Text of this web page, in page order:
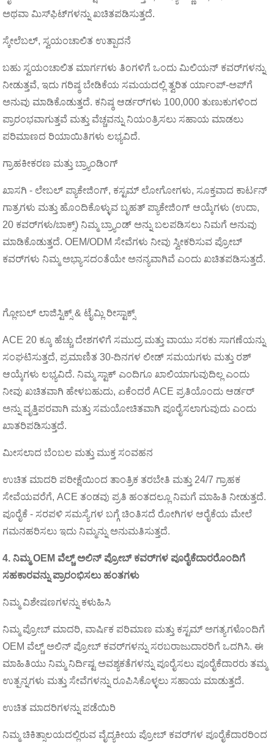
ಅಥವಾ ಮಿಸ್‌ಫಿಟ್‌ಗಳನ್ನು ಖಚಿತಪಡಿಸುತ್ತದೆ.
ಸ್ಕೇಲೆಬಲ್, ಸ್ವಯಂಚಾಲಿತ ಉತ್ಪಾದನೆ
ಬಹು ಸ್ವಯಂಚಾಲಿತ ಮಾರ್ಗಗಳು ತಿಂಗಳಿಗೆ ಒಂದು ಮಿಲಿಯನ್ ಕವರ್‌ಗಳನ್ನು
ನೀಡುತ್ತವೆ, ಇದು ಗರಿಷ್ಠ ಬೇಡಿಕೆಯ ಸಮಯದಲ್ಲಿ ತ್ವರಿತ ರ್ಯಾಂಪ್-ಅಪ್‌ಗೆ
ಅನುವು ಮಾಡಿಕೊಡುತ್ತದೆ. ಕನಿಷ್ಠ ಆರ್ಡರ್‌ಗಳು 100,000 ತುಣುಕುಗಳಿಂದ
ಪ್ರಾರಂಭವಾಗುತ್ತವೆ ಮತ್ತು ವೆಚ್ಚವನ್ನು ನಿಯಂತ್ರಿಸಲು ಸಹಾಯ ಮಾಡಲು
ಪರಿಮಾಣದ ರಿಯಾಯಿತಿಗಳು ಲಭ್ಯವಿದೆ.
ಗ್ರಾಹಕೀಕರಣ ಮತ್ತು ಬ್ರ್ಯಾಂಡಿಂಗ್
ಖಾಸಗಿ - ಲೇಬಲ್ ಪ್ಯಾಕೇಜಿಂಗ್, ಕಸ್ಟಮ್ ಲೋಗೋಗಳು, ಸೂಕ್ತವಾದ ಕಾರ್ಟನ್
ಗಾತ್ರಗಳು ಮತ್ತು ಹೊಂದಿಕೊಳ್ಳುವ ಬೃಹತ್ ಪ್ಯಾಕೇಜಿಂಗ್ ಆಯ್ಕೆಗಳು (ಉದಾ,
20 ಕವರ್‌ಗಳು/ಬಾಕ್ಸ್) ನಿಮ್ಮ ಬ್ರ್ಯಾಂಡ್ ಅನ್ನು ಬಲಪಡಿಸಲು ನಿಮಗೆ ಅನುವು
ಮಾಡಿಕೊಡುತ್ತದೆ. OEM/ODM ಸೇವೆಗಳು ನೀವು ಸ್ವೀಕರಿಸುವ ಪ್ರೋಬ್
ಕವರ್‌ಗಳು ನಿಮ್ಮ ಅಭ್ಯಾಸದಂತೆಯೇ ಅನನ್ಯವಾಗಿವೆ ಎಂದು ಖಚಿತಪಡಿಸುತ್ತದೆ.
ಗ್ಲೋಬಲ್ ಲಾಜಿಸ್ಟಿಕ್ಸ್ & ಟೈಮ್ಲಿ ರೀಸ್ಟಾಕ್ಸ್
ACE 20 ಕ್ಕೂ ಹೆಚ್ಚು ದೇಶಗಳಿಗೆ ಸಮುದ್ರ ಮತ್ತು ವಾಯು ಸರಕು ಸಾಗಣೆಯನ್ನು
ಸಂಘಟಿಸುತ್ತದೆ, ಪ್ರಮಾಣಿತ 30-ದಿನಗಳ ಲೀಡ್ ಸಮಯಗಳು ಮತ್ತು ರಶ್
ಆಯ್ಕೆಗಳು ಲಭ್ಯವಿದೆ. ನಿಮ್ಮ ಸ್ಟಾಕ್ ಎಂದಿಗೂ ಖಾಲಿಯಾಗುವುದಿಲ್ಲ ಎಂದು
ನೀವು ಖಚಿತವಾಗಿ ಹೇಳಬಹುದು, ಏಕೆಂದರೆ ACE ಪ್ರತಿಯೊಂದು ಆರ್ಡರ್
ಅನ್ನು ವೃತ್ತಿಪರವಾಗಿ ಮತ್ತು ಸಮಯೋಚಿತವಾಗಿ ಪೂರೈಸಲಾಗುವುದು ಎಂದು
ಖಾತರಿಪಡಿಸುತ್ತದೆ.
ಮೀಸಲಾದ ಬೆಂಬಲ ಮತ್ತು ಮುಕ್ತ ಸಂವಹನ
ಉಚಿತ ಮಾದರಿ ಪರೀಕ್ಷೆಯಿಂದ ತಾಂತ್ರಿಕ ತರಬೇತಿ ಮತ್ತು 24/7 ಗ್ರಾಹಕ
ಸೇವೆಯವರೆಗೆ, ACE ತಂಡವು ಪ್ರತಿ ಹಂತದಲ್ಲೂ ನಿಮಗೆ ಮಾಹಿತಿ ನೀಡುತ್ತದೆ.
ಪೂರೈಕೆ - ಸರಪಳಿ ಸಮಸ್ಯೆಗಳ ಬಗ್ಗೆ ಚಿಂತಿಸದೆ ರೋಗಿಗಳ ಆರೈಕೆಯ ಮೇಲೆ
ಗಮನಹರಿಸಲು ಇದು ನಿಮ್ಮನ್ನು ಅನುಮತಿಸುತ್ತದೆ.
4. ನಿಮ್ಮ OEM ವೆಲ್ಚ್ ಅಲಿನ್ ಪ್ರೋಬ್ ಕವರ್‌ಗಳ ಪೂರೈಕೆದಾರರೊಂದಿಗೆ
ಸಹಕಾರವನ್ನು ಪ್ರಾರಂಭಿಸಲು ಹಂತಗಳು
ನಿಮ್ಮ ವಿಶೇಷಣಗಳನ್ನು ಕಳುಹಿಸಿ
ನಿಮ್ಮ ಪ್ರೋಬ್ ಮಾದರಿ, ವಾರ್ಷಿಕ ಪರಿಮಾಣ ಮತ್ತು ಕಸ್ಟಮ್ ಅಗತ್ಯಗಳೊಂದಿಗೆ
OEM ವೆಲ್ಚ್ ಅಲಿನ್ ಪ್ರೋಬ್ ಕವರ್‌ಗಳನ್ನು ಸರಬರಾಜುದಾರರಿಗೆ ಒದಗಿಸಿ. ಈ
ಮಾಹಿತಿಯು ನಿಮ್ಮ ನಿರ್ದಿಷ್ಟ ಅವಶ್ಯಕತೆಗಳನ್ನು ಪೂರೈಸಲು ಪೂರೈಕೆದಾರರು ತಮ್ಮ
ಉತ್ಪನ್ನಗಳು ಮತ್ತು ಸೇವೆಗಳನ್ನು ರೂಪಿಸಿಕೊಳ್ಳಲು ಸಹಾಯ ಮಾಡುತ್ತದೆ.
ಉಚಿತ ಮಾದರಿಗಳನ್ನು ಪಡೆಯಿರಿ
ನಿಮ್ಮ ಚಿಕಿತ್ಸಾಲಯದಲ್ಲಿರುವ ವೈದ್ಯಕೀಯ ಪ್ರೋಬ್ ಕವರ್‌ಗಳ ಪೂರೈಕೆದಾರರಿಂದ